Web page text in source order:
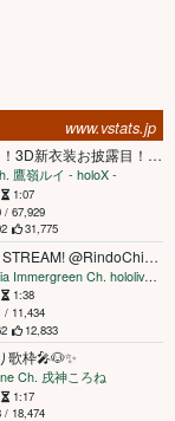
www.vstats.jp
【3DLIVE】超重大告知アリ！3D新衣装お披露目！！『Luminous Stairs』【鷹嶺ルイ/ホロライブ】#鷹嶺ルイ超重大生誕LIVE
鷹嶺ルイ - holoX -
1:07
/ 67,929
31,775
【FORZA HORIZON 6】3D STREAM! @RindoChihaya TEACHES ME HOW TO DRIVE !!
Immergreen Ch. hololive-EN
1:38
/ 11,434
12,833
歌枠🎤🐶✨
Ch. 戌神ころね
1:17
/ 18,474